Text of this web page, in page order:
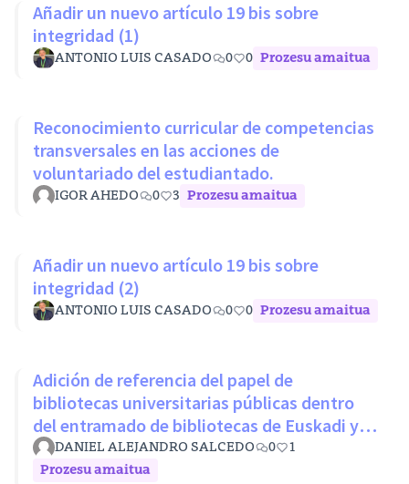
Añadir un nuevo artículo 19 bis sobre
integridad (1)
ANTONIO LUIS CASADO 0 0 Prozesu amaitua
Reconocimiento curricular de competencias
transversales en las acciones de
voluntariado del estudiantado.
IGOR AHEDO 0 3 Prozesu amaitua
Añadir un nuevo artículo 19 bis sobre
integridad (2)
ANTONIO LUIS CASADO 0 0 Prozesu amaitua
Adición de referencia del papel de
bibliotecas universitarias públicas dentro
del entramado de bibliotecas de Euskadi y
RLPE (Ley 11/2007 26 octubre)
DANIEL ALEJANDRO SALCEDO 0
1
Prozesu amaitua